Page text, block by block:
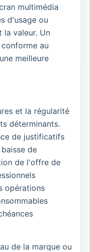
multimédia
d'usage ou
la valeur. Un
au
meilleure
et la régularité
déterminants.
de justificatifs
de
de l'offre de
opérations
de la marque ou